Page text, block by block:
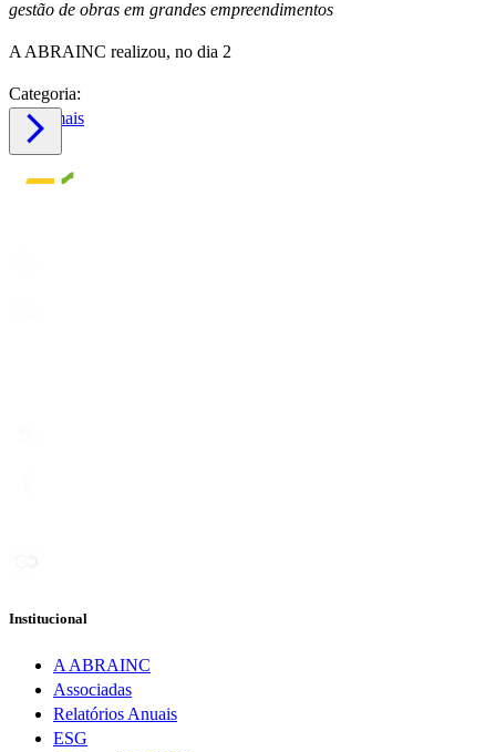
gestão de obras em grandes empreendimentos
A ABRAINC realizou, no dia 2
Categoria:
Saiba mais

Institucional
A ABRAINC
Associadas
Relatórios Anuais
ESG